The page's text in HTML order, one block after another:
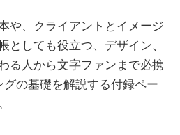
や、クライアントとイメージ
としても役立つ、デザイン、
る人から文字ファンまで必携
の基礎を解説する付録ペー